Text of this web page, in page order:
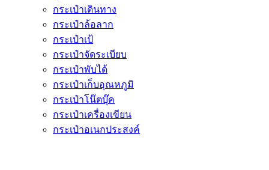
กระเป๋าเดินทาง
กระเป๋าล้อลาก
กระเป๋าเป้
กระเป๋าจัดระเบียบ
กระเป๋าพับได้
กระเป๋าเก็บอุณหภูมิ
กระเป๋าโน๊ตบุ๊ค
กระเป๋าเครื่องเขียน
กระเป๋าอเนกประสงค์